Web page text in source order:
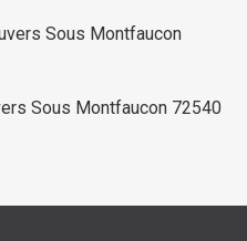
Sous Montfaucon
Sous Montfaucon 72540